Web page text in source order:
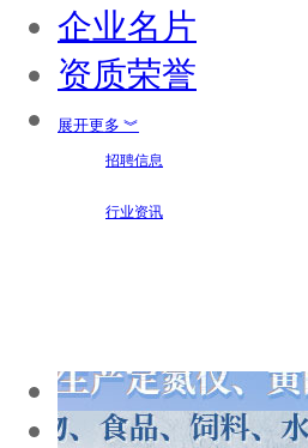
企业名片
资质荣誉
展开更多 ︾
招聘信息
行业资讯